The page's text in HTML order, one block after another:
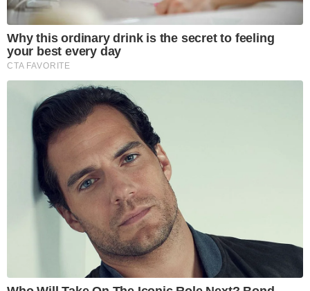
Why this ordinary drink is the secret to feeling
your best every day
CTA FAVORITE